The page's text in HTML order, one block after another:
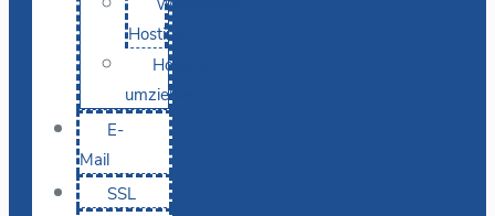
WordPress
Hosting
Hosting
umziehen
E-
Mail
SSL